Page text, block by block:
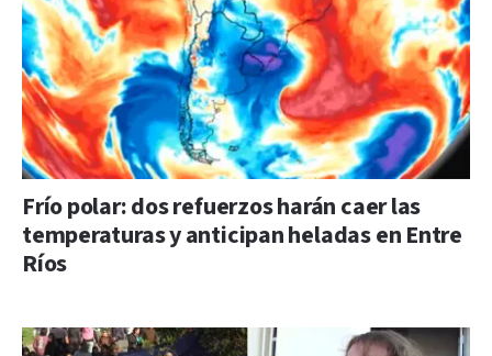
Frío polar: dos refuerzos harán caer las
temperaturas y anticipan heladas en Entre
Ríos